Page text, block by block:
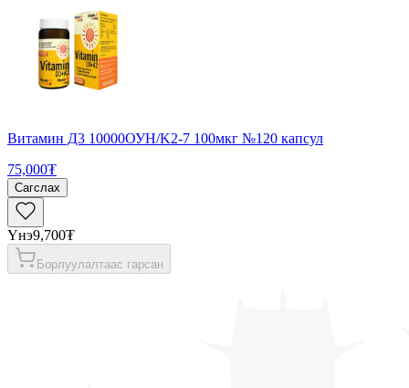
Витамин Д3 10000ОУН/K2-7 100мкг №120 капсул
75,000₮
Сагслах
Үнэ9,700₮
Борлуулалтаас гарсан